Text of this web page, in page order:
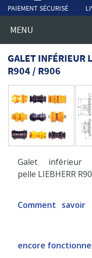
PAIEMENT SÉCURISÉ
MENU
GALET INFÉRIEUR
R904 / R906
Galet
pelle LIEBHERR
Comment
encore